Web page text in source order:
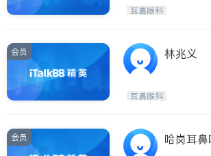
医生-其它
ties
Inyo & San Bernardino
Riverside
Santa Barbara & Monterey
耳鼻喉科
会员 林兆义
耳鼻喉科
会员
哈岗耳